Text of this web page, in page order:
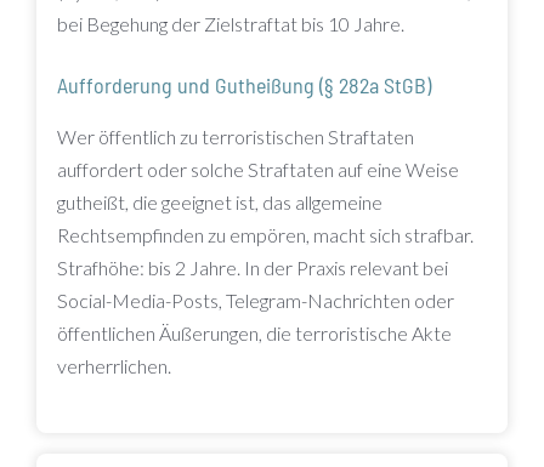
bei Begehung der Zielstraftat bis 10 Jahre.
Aufforderung und Gutheißung (§ 282a StGB)
Wer öffentlich zu terroristischen Straftaten
auffordert oder solche Straftaten auf eine Weise
gutheißt, die geeignet ist, das allgemeine
Rechtsempfinden zu empören, macht sich strafbar.
Strafhöhe: bis 2 Jahre. In der Praxis relevant bei
Social-Media-Posts, Telegram-Nachrichten oder
öffentlichen Äußerungen, die terroristische Akte
verherrlichen.